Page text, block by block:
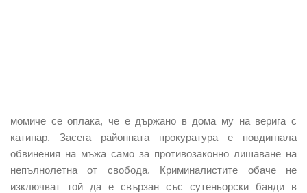
момиче се оплака, че е държано в дома му на верига с
катинар. Засега районната прокуратура е повдигнала
обвинения на мъжа само за противозаконно лишаване на
непълнолетна от свобода. Криминали­стите обаче не
изключват той да е свързан със сутеньорски банди в